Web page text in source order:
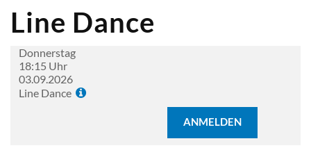
Line Dance
Donnerstag
18:15 Uhr
03.09.2026
Line Dance
ANMELDEN